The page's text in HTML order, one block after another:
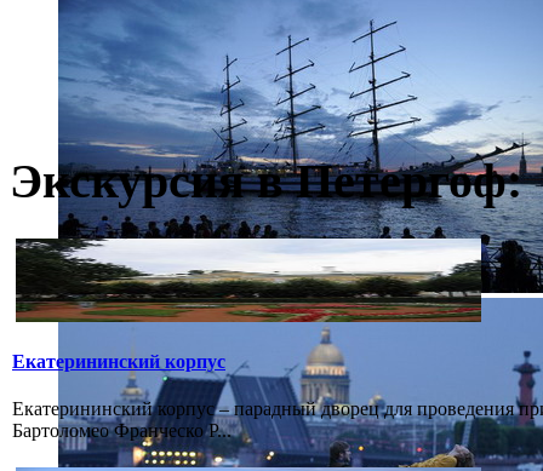
Экскурсия в Петергоф:
Екатерининский корпус
Екатерининский корпус – парадный дворец для проведения
Бартоломео Франческо Р...